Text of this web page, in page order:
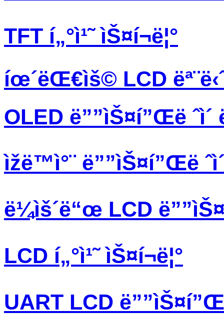
TFT í„°ì¹˜ ìŠ¤í¬ë¦°
íœ´ëŒ€ìš© LCD
OLED ë””ìŠ¤í”Œë ˆì´
ìžë™ì°¨ ë””ìŠ¤í”Œë
ë¼ìš´ë“œ LCD
LCD í„°ì¹˜ ìŠ¤í¬ë¦°
UART LCD ë””ìŠ¤í”Œë